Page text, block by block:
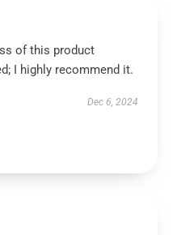
of this product
I highly recommend it.
Dec 6, 2024